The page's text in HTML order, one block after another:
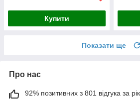
Купити
Показати ще
Про нас
92% позитивних з 801 відгука за рік